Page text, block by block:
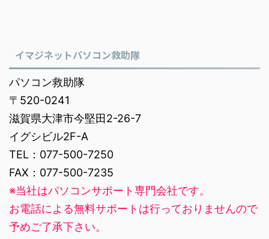
イマジネットパソコン救助隊
パソコン救助隊
〒520-0241
滋賀県大津市今堅田2-26-7
イグシビル2F-A
TEL：077-500-7250
FAX：077-500-7235
※当社はパソコンサポート専門会社です。
お電話による無料サポートは行っておりませんので
予めご了承下さい。